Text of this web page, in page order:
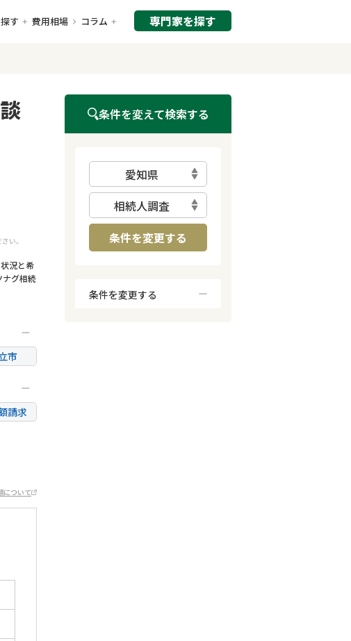
す 費用相場 コラム 専門家を探す
況と希
グ相続
市
請求
について
条件を変えて検索する
愛知県
相続人調査
条件を変更する
条件を変更する